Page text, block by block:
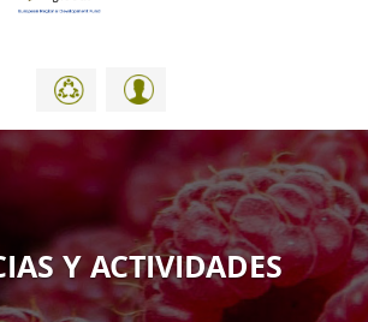
Y ACTIVIDADES